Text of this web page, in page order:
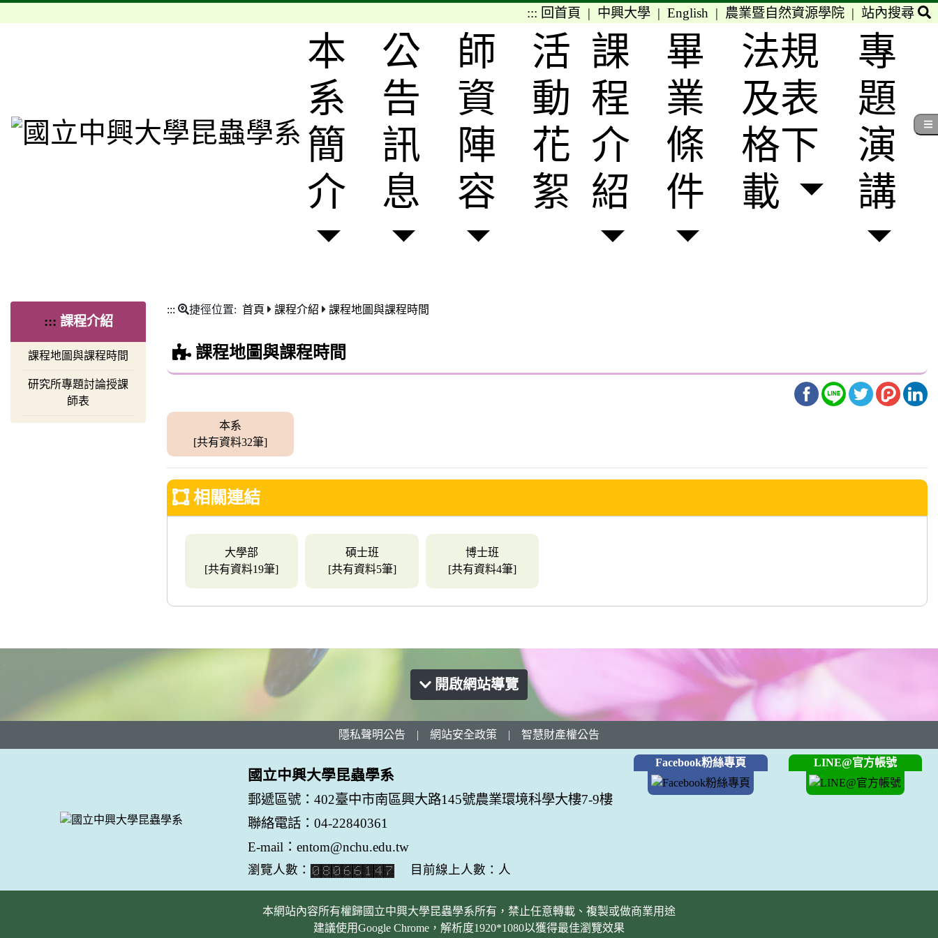
::: 回首頁 | 中興大學| English | 農業暨自然資源學院| 站內搜尋
本
系
簡
介
公
告
訊
息
師
資
陣
容
活
動
花
絮
課
程
介
紹
畢
業
條
件
法規
及表
格下
載
專
題
演
講
::: 課程介紹
課程地圖與課程時間
研究所專題討論授課
師表
::: 捷徑位置: 首頁 課程介紹 課程地圖與課程時間
課程地圖與課程時間
本系
[共有資料32筆]
相關連結
大學部
[共有資料19筆]
碩士班
[共有資料5筆]
博士班
[共有資料4筆]
開啟網站導覽
隱私聲明公告 | 網站安全政策 | 智慧財產權公告
國立中興大學昆蟲學系
郵遞區號：402臺中市南區興大路145號農業環境科學大樓7-9樓
聯絡電話：04-22840361
E-mail：entom@nchu.edu.tw
瀏覽人數： 目前線上人數：人
Facebook粉絲專頁 LINE@官方帳號
本網站內容所有權歸國立中興大學昆蟲學系所有，禁止任意轉載、複製或做商業用途
建議使用Google Chrome，解析度1920*1080以獲得最佳瀏覽效果